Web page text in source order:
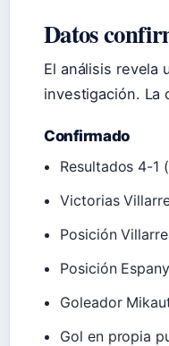
Datos
El análisis revela
investigación. La
Confirmado
Resultados 4-1
Victorias
Posición
Posición
Goleador
Gol en propia